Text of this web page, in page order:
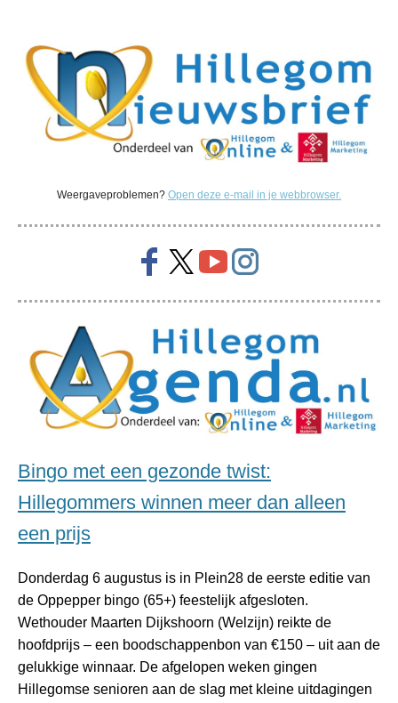
Weergaveproblemen? Open deze e-mail in je webbrowser.
Bingo met een gezonde twist:
Hillegommers winnen meer dan alleen
een prijs
Donderdag 6 augustus is in Plein28 de eerste editie van
de Oppepper bingo (65+) feestelijk afgesloten.
Wethouder Maarten Dijkshoorn (Welzijn) reikte de
hoofdprijs – een boodschappenbon van €150 – uit aan de
gelukkige winnaar. De afgelopen weken gingen
Hillegomse senioren aan de slag met kleine uitdagingen